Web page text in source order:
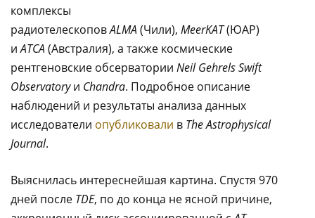
комплексы
радиотелескоповALMA (Чили), MeerKAT(ЮАР)
иATCA (Австралия), а также космические
рентгеновские обсерватории Neil Gehrels Swift
Observatoryи Chandra. Подробное описание
наблюдений и результаты анализа данных
исследователи опубликовали в The Astrophysical
Journal.
Выяснилась интереснейшая картина. Спустя 970
дней после TDE, по до конца не ясной причине,